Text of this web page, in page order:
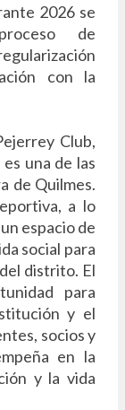
2026 se
de
con la
Club,
una de las
de Quilmes.
a lo
espacio de
social para
distrito. El
para
y el
socios y
en la
y la vida